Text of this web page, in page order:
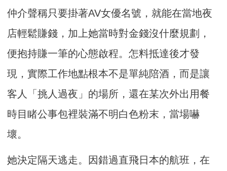
仲介聲稱只要掛著AV女優名號，就能在當地夜
店輕鬆賺錢，加上她當時對金錢沒什麼規劃，
便抱持賺一筆的心態啟程。怎料抵達後才發
現，實際工作地點根本不是單純陪酒，而是讓
客人「挑人過夜」的場所，還在某次外出用餐
時目睹公事包裡裝滿不明白色粉末，當場嚇
壞。
她決定隔天逃走。因錯過直飛日本的航班，在